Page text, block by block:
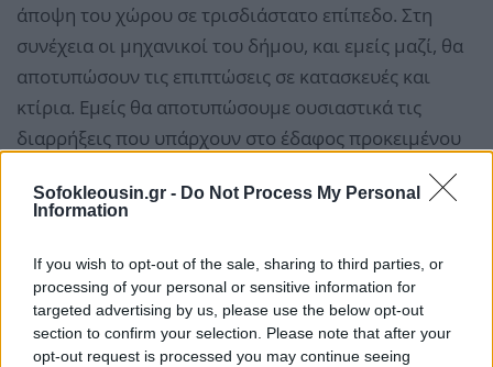
Sofokleousin.gr - Do Not Process My Personal
Information
If you wish to opt-out of the sale, sharing to third parties, or
processing of your personal or sensitive information for
targeted advertising by us, please use the below opt-out
section to confirm your selection. Please note that after your
opt-out request is processed you may continue seeing
άποψη του χώρου σε τρισδιάστατο επίπεδο. Στη
συνέχεια οι μηχανικοί του δήμου, και εμείς μαζί, θα
αποτυπώσουν τις επιπτώσεις σε κατασκευές και
κτίρια. Εμείς θα αποτυπώσουμε ουσιαστικά τις
διαρρήξεις που υπάρχουν στο έδαφος προκειμένου
να γίνουν δυναμικές και γεωμετρικές αναλύσεις έτσι
ώστε να μπορέσουμε να δούμε το αίτιο του
που είναι πολύ σημαντική για το χωριό» σημείωσε ο
κ. Λέκκας.
Πάντως, κλιμάκιο της τεχνικής υπηρεσίας του